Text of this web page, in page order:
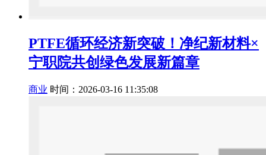
PTFE循环经济新突破！净纪新材料×
宁职院共创绿色发展新篇章
商业 时间：2026-03-16 11:35:08